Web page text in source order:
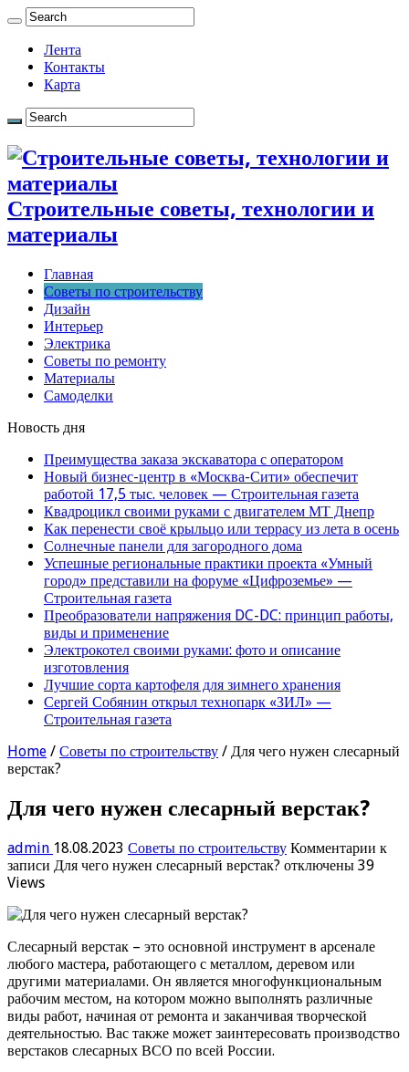
Лента
Контакты
Карта
Строительные советы, технологии и
материалы
Главная
Советы по строительству
Дизайн
Интерьер
Электрика
Советы по ремонту
Материалы
Самоделки
Новость дня
Преимущества заказа экскаватора с оператором
Новый бизнес-центр в «Москва-Сити» обеспечит
работой 17,5 тыс. человек — Строительная газета
Квадроцикл своими руками с двигателем МТ Днепр
Как перенести своё крыльцо или террасу из лета в осень
Солнечные панели для загородного дома
Успешные региональные практики проекта «Умный
город» представили на форуме «Цифроземье» —
Строительная газета
Преобразователи напряжения DC-DC: принцип работы,
виды и применение
Электрокотел своими руками: фото и описание
изготовления
Лучшие сорта картофеля для зимнего хранения
Сергей Собянин открыл технопарк «ЗИЛ» —
Строительная газета
Home / Советы по строительству / Для чего нужен слесарный
верстак?
Для чего нужен слесарный верстак?
admin 18.08.2023 Советы по строительству Комментарии к
записи Для чего нужен слесарный верстак? отключены 39
Views
Слесарный верстак – это основной инструмент в арсенале
любого мастера, работающего с металлом, деревом или
другими материалами. Он является многофункциональным
рабочим местом, на котором можно выполнять различные
виды работ, начиная от ремонта и заканчивая творческой
деятельностью. Вас также может заинтересовать производство
верстаков слесарных ВСО по всей России.